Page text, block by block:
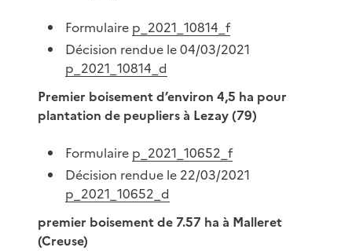
Formulaire p_2021_10814_f
Décision rendue le 04/03/2021
p_2021_10814_d
Premier boisement d’environ 4,5 ha pour
plantation de peupliers à Lezay (79)
Formulaire p_2021_10652_f
Décision rendue le 22/03/2021
p_2021_10652_d
premier boisement de 7.57 ha à Malleret
(Creuse)